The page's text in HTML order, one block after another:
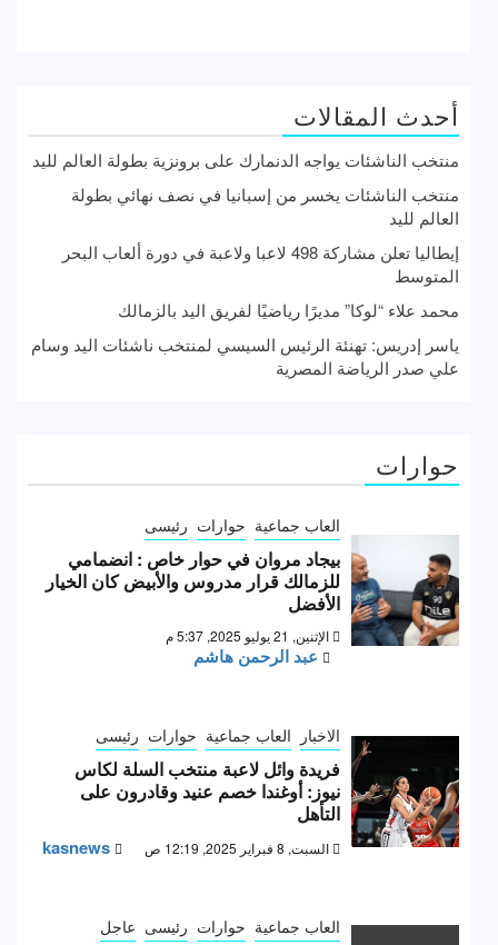
أحدث المقالات
منتخب الناشئات يواجه الدنمارك على برونزية بطولة العالم لليد
منتخب الناشئات يخسر من إسبانيا في نصف نهائي بطولة
العالم لليد
إيطاليا تعلن مشاركة 498 لاعبا ولاعبة في دورة ألعاب البحر
المتوسط
محمد علاء “لوكا” مديرًا رياضيًا لفريق اليد بالزمالك
ياسر إدريس: تهنئة الرئيس السيسي لمنتخب ناشئات اليد وسام
علي صدر الرياضة المصرية
حوارات
العاب جماعية حوارات رئيسى
بيجاد مروان في حوار خاص : انضمامي
للزمالك قرار مدروس والأبيض كان الخيار
الأفضل
الإثنين, 21 يوليو 2025, 5:37 م
عبد الرحمن هاشم
الاخبار العاب جماعية حوارات رئيسى
فريدة وائل لاعبة منتخب السلة لكاس
نيوز: أوغندا خصم عنيد وقادرون على
التأهل
السبت, 8 فبراير 2025, 12:19 ص kasnews
العاب جماعية حوارات رئيسى عاجل